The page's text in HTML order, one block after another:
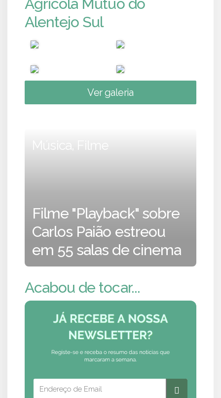
Agrícola Mútuo do
Alentejo Sul
Ver galeria
Música, Filme
Filme "Playback" sobre
Carlos Paião estreou
em 55 salas de cinema
Acabou de tocar...